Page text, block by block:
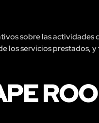
sobre las actividades
los servicios prestados,